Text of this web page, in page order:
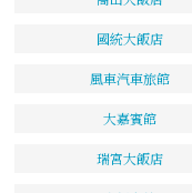
國統大飯店
風車汽車旅館
大嘉賓館
瑞宮大飯店